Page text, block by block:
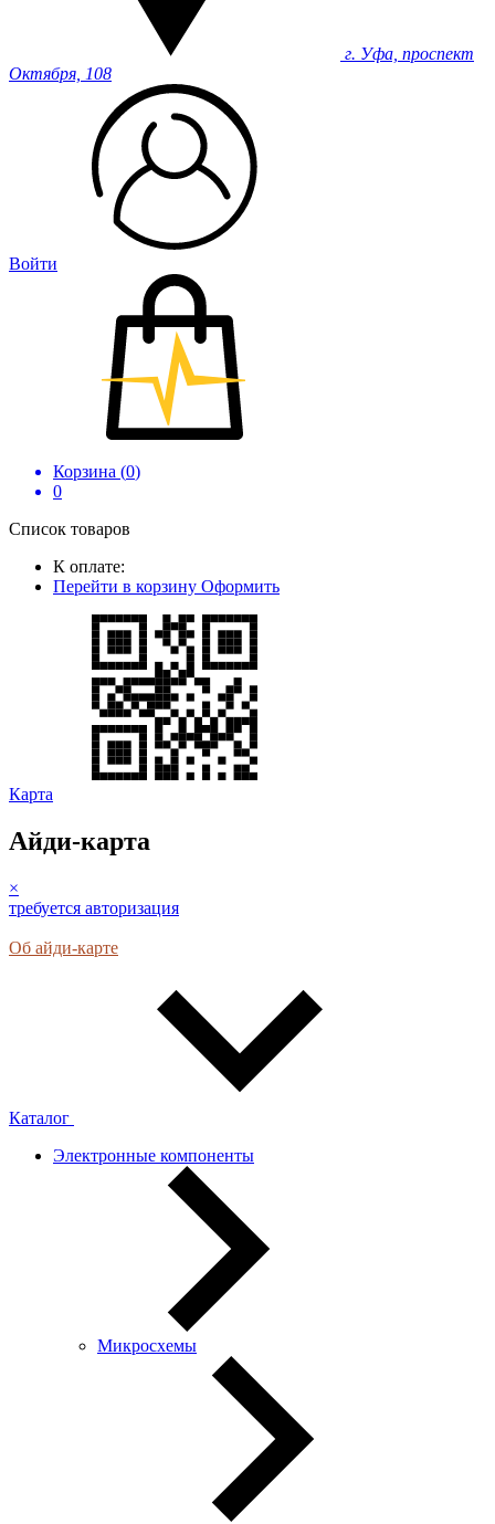
г. Уфа, проспект
Октября, 108
Войти
Корзина (0)
0
Список товаров
К оплате:
Перейти в корзину Оформить
Карта
Айди-карта
×
требуется авторизация
Об айди-карте
Каталог
Электронные компоненты
Микросхемы